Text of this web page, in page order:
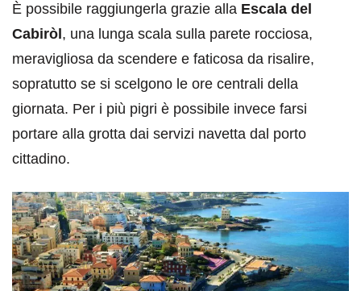
È possibile raggiungerla grazie alla Escala del
Cabiròl , una lunga scala sulla parete rocciosa,
meravigliosa da scendere e faticosa da risalire,
sopratutto se si scelgono le ore centrali della
giornata. Per i più pigri è possibile invece farsi
portare alla grotta dai servizi navetta dal porto
cittadino.